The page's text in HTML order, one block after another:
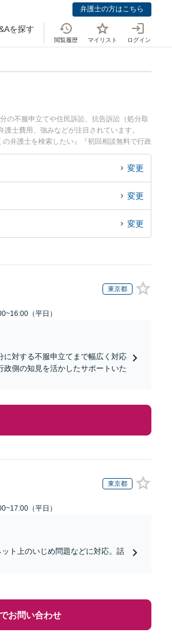
弁護士の方はこちら
を探す
閲覧履歴 マイリスト ログイン
の不服申立てや住民訴訟、抗告訴訟（処分取
士費用、強みなどが注目されています。
弁護士を検索したい』『初回相談無料で行政
変更
変更
変更
東京都
（平日）
に対する不服申立てまで幅広く対応
側の知見を活かしたサポートいた
東京都
（平日）
ト上のいじめ問題などに対応。話
お問い合わせ